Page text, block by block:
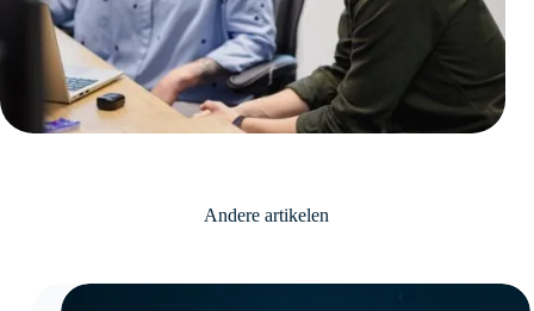
Andere artikelen